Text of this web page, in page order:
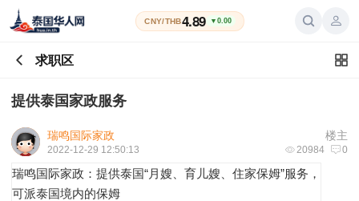
CNY/THB4.89 ▼0.00
求职区
提供泰国家政服务
楼主
瑞鸣国际家政
20984 0
2022-12-29 12:50:13
瑞鸣国际家政：提供泰国“月嫂、育儿嫂、住家保姆”服务，
可派泰国境内的保姆